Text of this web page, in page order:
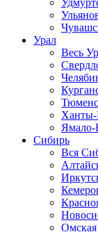
Урал
Весь
Ханты-
Ямало-
Сибирь
Вся
Омская